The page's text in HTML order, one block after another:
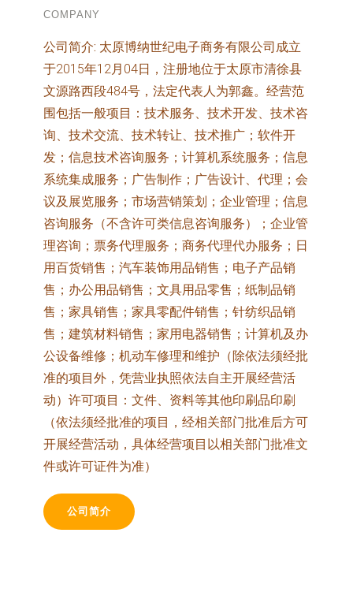
COMPANY
公司简介: 太原博纳世纪电子商务有限公司成立
于2015年12月04日，注册地位于太原市清徐县
文源路西段484号，法定代表人为郭鑫。经营范
围包括一般项目：技术服务、技术开发、技术咨
询、技术交流、技术转让、技术推广；软件开
发；信息技术咨询服务；计算机系统服务；信息
系统集成服务；广告制作；广告设计、代理；会
议及展览服务；市场营销策划；企业管理；信息
咨询服务（不含许可类信息咨询服务）；企业管
理咨询；票务代理服务；商务代理代办服务；日
用百货销售；汽车装饰用品销售；电子产品销
售；办公用品销售；文具用品零售；纸制品销
售；家具销售；家具零配件销售；针纺织品销
售；建筑材料销售；家用电器销售；计算机及办
公设备维修；机动车修理和维护（除依法须经批
准的项目外，凭营业执照依法自主开展经营活
动）许可项目：文件、资料等其他印刷品印刷
（依法须经批准的项目，经相关部门批准后方可
开展经营活动，具体经营项目以相关部门批准文
件或许可证件为准）
公司简介